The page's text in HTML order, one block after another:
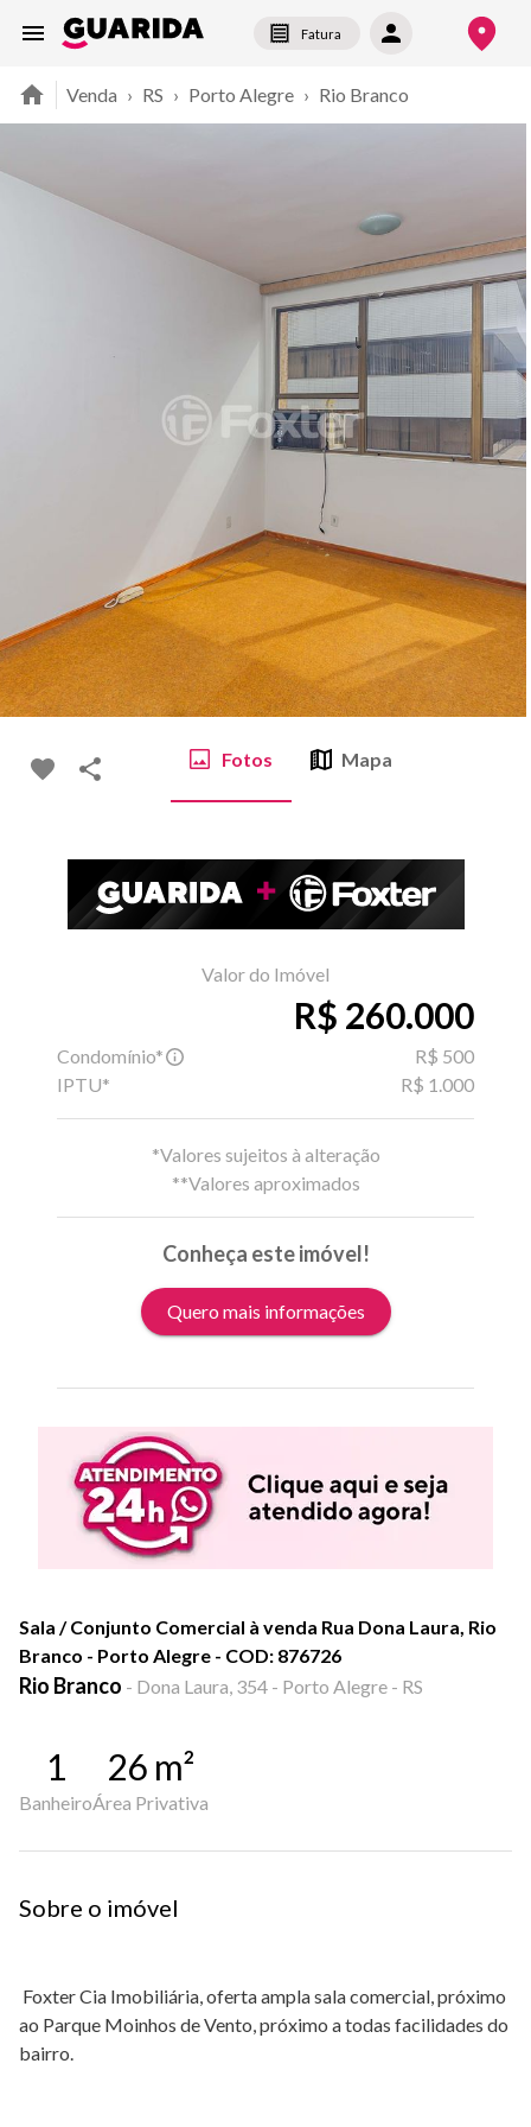
Fatura
Venda › RS › Porto Alegre › Rio Branco
Fotos Mapa
Valor do Imóvel
R$ 260.000
Condomínio*
R$ 500
IPTU*
R$ 1.000
*Valores sujeitos à alteração
**Valores aproximados
Conheça este imóvel!
Quero mais informações
Sala / Conjunto Comercial à venda Rua Dona Laura, Rio
Branco - Porto Alegre - COD: 876726
Rio Branco - Dona Laura, 354 - Porto Alegre - RS
1
Banheiro
26 m²
Área Privativa
Sobre o imóvel
Foxter Cia Imobiliária, oferta ampla sala comercial, próximo
ao Parque Moinhos de Vento, próximo a todas facilidades do
bairro.